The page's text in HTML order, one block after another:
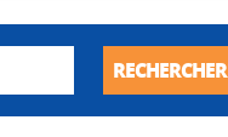
RECHERCHER